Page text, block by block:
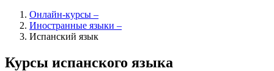
Онлайн-курсы –
Иностранные языки –
Испанский язык
Курсы испанского языка